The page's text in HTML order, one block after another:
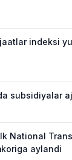
indeksi
subsidiyalar
National
aylandi